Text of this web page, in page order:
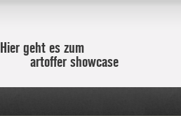
Hier geht es zum
artoffer showcase